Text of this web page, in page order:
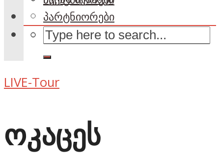
პარტნიორები
LIVE-Tour
ოკაცეს